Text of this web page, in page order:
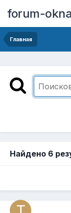
forum-
Главная
Найдено 6